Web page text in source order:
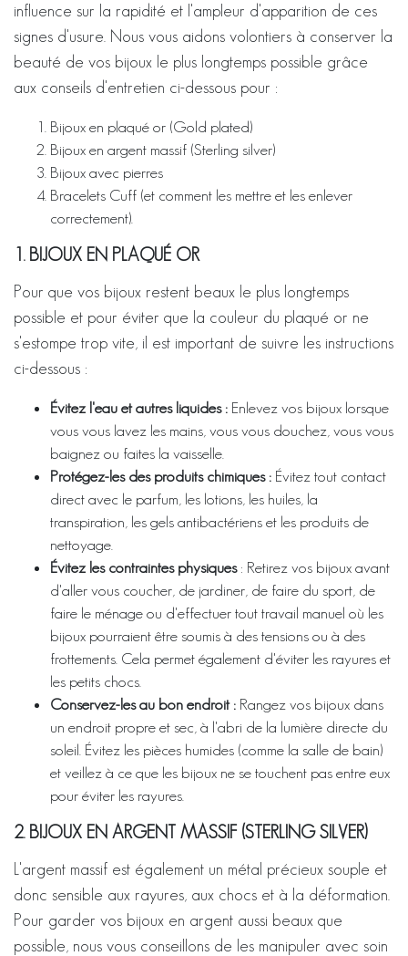
influence sur la rapidité et l'ampleur d'apparition de ces
signes d'usure. Nous vous aidons volontiers à conserver la
beauté de vos bijoux le plus longtemps possible grâce
aux conseils d'entretien ci-dessous pour :
Bijoux en plaqué or (Gold plated)
Bijoux en argent massif (Sterling silver)
Bijoux avec pierres
Bracelets Cuff (et comment les mettre et les enlever
correctement).
1. BIJOUX EN PLAQUÉ OR
Pour que vos bijoux restent beaux le plus longtemps
possible et pour éviter que la couleur du plaqué or ne
s'estompe trop vite, il est important de suivre les instructions
ci-dessous :
Évitez l'eau et autres liquides : Enlevez vos bijoux lorsque
vous vous lavez les mains, vous vous douchez, vous vous
baignez ou faites la vaisselle.
Protégez-les des produits chimiques : Évitez tout contact
direct avec le parfum, les lotions, les huiles, la
transpiration, les gels antibactériens et les produits de
nettoyage.
Évitez les contraintes physiques: Retirez vos bijoux avant
d'aller vous coucher, de jardiner, de faire du sport, de
faire le ménage ou d'effectuer tout travail manuel où les
bijoux pourraient être soumis à des tensions ou à des
frottements. Cela permet également d'éviter les rayures et
les petits chocs.
Conservez-les au bon endroit : Rangez vos bijoux dans
un endroit propre et sec, à l'abri de la lumière directe du
soleil. Évitez les pièces humides (comme la salle de bain)
et veillez à ce que les bijoux ne se touchent pas entre eux
pour éviter les rayures.
2. BIJOUX EN ARGENT MASSIF (STERLING SILVER)
L'argent massif est également un métal précieux souple et
donc sensible aux rayures, aux chocs et à la déformation.
Pour garder vos bijoux en argent aussi beaux que
possible, nous vous conseillons de les manipuler avec soin